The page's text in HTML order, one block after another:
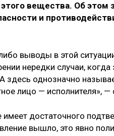
вещества. Об этом
и
выводы в этой
нередки случаи,
здесь однозначно
лицо — исполнителя», —
достаточного
вышло, это явно